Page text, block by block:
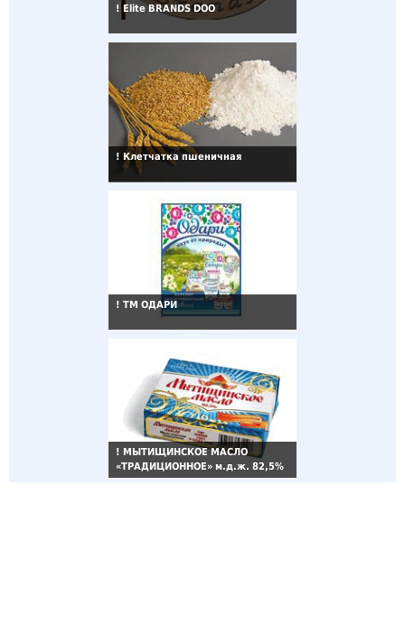
! Elite BRANDS DOO
! Клетчатка пшеничная
! ТМ ОДАРИ
! МЫТИЩИНСКОЕ МАСЛО
«ТРАДИЦИОННОЕ» м.д.ж. 82,5%